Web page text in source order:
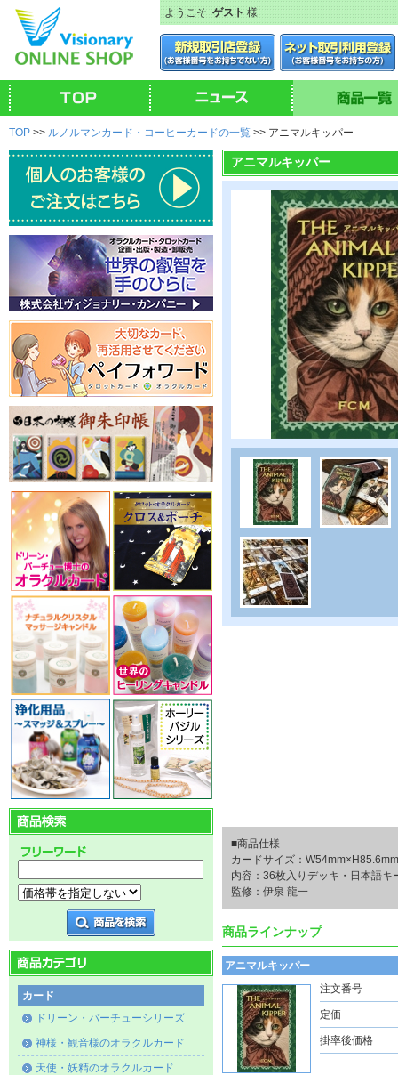
ようこそゲスト様
TOP >> ルノルマンカード・コーヒーカードの一覧 >> アニマルキッパー
カード
ドリーン・バーチューシリーズ
神様・観音様のオラクルカード
天使・妖精のオラクルカード
アニマルキッパー
■商品仕様
カードサイズ：W54mm×H85.6mm
内容：36枚入りデッキ・日本語キ
監修：伊泉 龍一
商品ラインナップ
アニマルキッパー
注文番号
定価
掛率後価格